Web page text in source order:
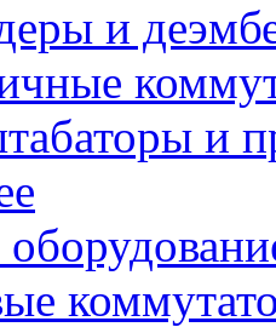
и
и